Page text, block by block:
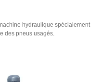
hydraulique spécialement
des pneus usagés.